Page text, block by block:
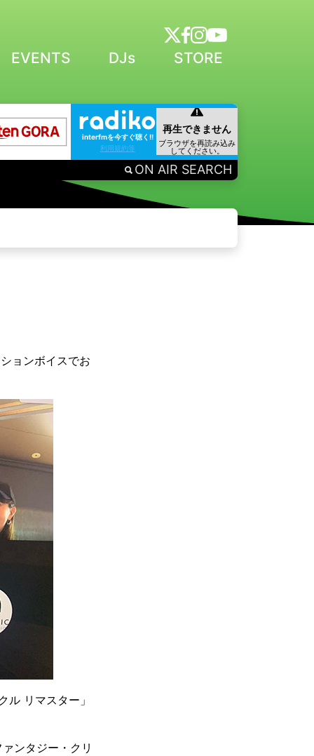
EVENTS DJs STORE
interfmを今すぐ聴く!!
利用規約等
ON AIR SEARCH
ョンボイスでお
リマスター」
ンタジー・クリ